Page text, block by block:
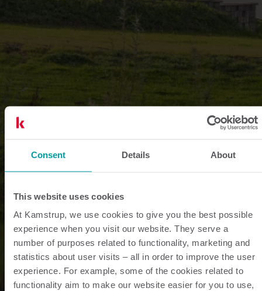
Consent Details About
This website uses cookies
At Kamstrup, we use cookies to give you the best possible
experience when you visit our website. They serve a
number of purposes related to functionality, marketing and
statistics about user visits – all in order to improve the user
experience. For example, some of the cookies related to
functionality aim to make our website easier for you to use,